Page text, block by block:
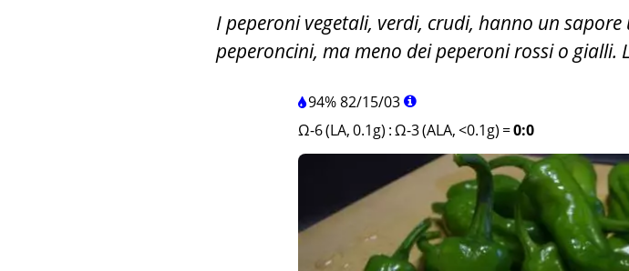
I peperoni vegetali, verdi, crudi, hanno un
peperoncini, ma meno dei peperoni rossi o gialli.
94%82/15/03
Ω-6 (LA, 0.1g) :Ω-3 (ALA, <0.1g) =0:0